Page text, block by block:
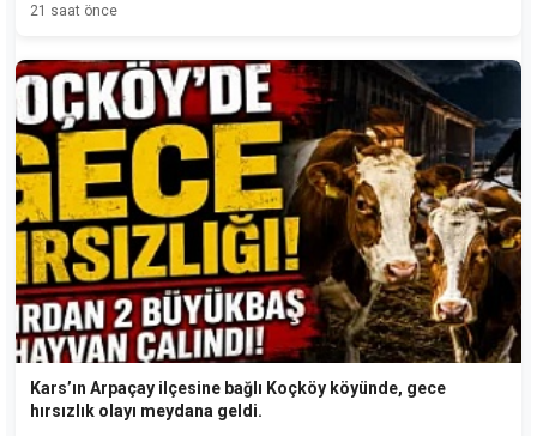
21 saat önce
Kars’ın Arpaçay ilçesine bağlı Koçköy köyünde, gece
hırsızlık olayı meydana geldi.